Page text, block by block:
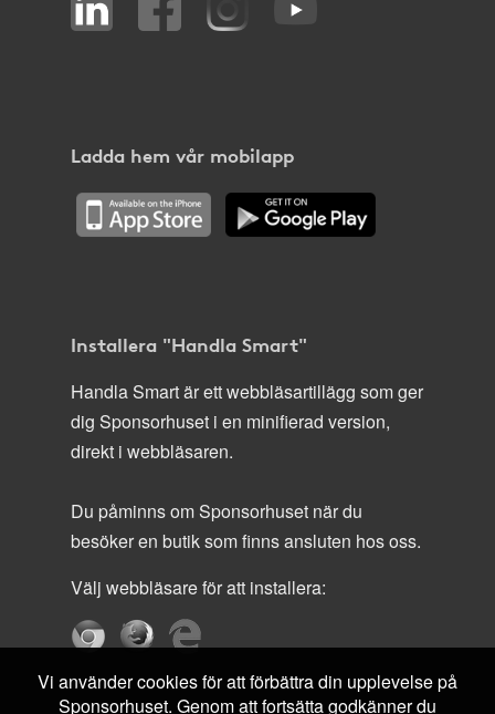
Ladda hem vår mobilapp
Installera "Handla Smart"
Handla Smart är ett webbläsartillägg som ger
dig Sponsorhuset i en minifierad version,
direkt i webbläsaren.
Du påminns om Sponsorhuset när du
besöker en butik som finns ansluten hos oss.
Välj webbläsare för att installera:
Vi använder cookies för att förbättra din upplevelse på
Sponsorhuset. Genom att fortsätta godkänner du